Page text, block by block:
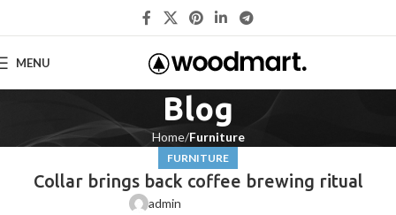
MENU
Blog
Home Furniture
FURNITURE
Collar brings back coffee brewing ritual
admin